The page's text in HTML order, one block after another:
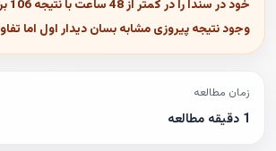
وجود نتیجه پیروزی مشابه بسان دیدار اول اما
زمان مطالعه
1 دقیقه مطالعه